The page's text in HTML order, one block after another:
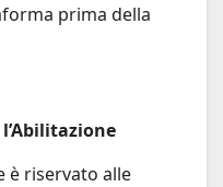
prima della
l’Abilitazione
è riservato alle